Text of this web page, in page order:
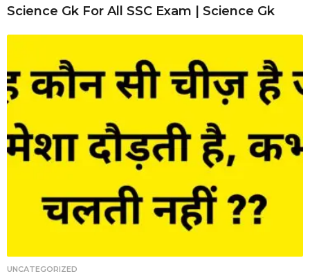
Science Gk For All SSC Exam | Science Gk
UNCATEGORIZED